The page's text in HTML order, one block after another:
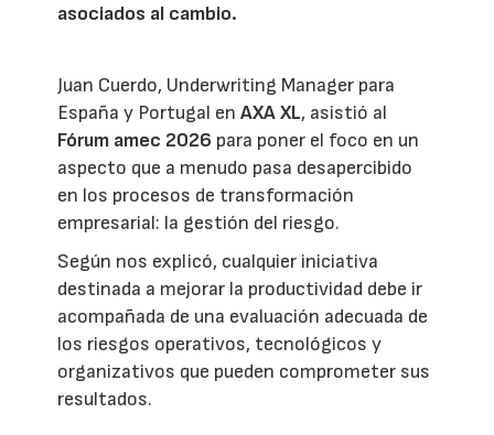
asociados al cambio.
Juan Cuerdo, Underwriting Manager para
España y Portugal enAXA XL, asistió al
Fórum amec 2026 para poner el foco en un
aspecto que a menudo pasa desapercibido
en los procesos de transformación
empresarial: la gestión del riesgo.
Según nos explicó, cualquier iniciativa
destinada a mejorar la productividad debe ir
acompañada de una evaluación adecuada de
los riesgos operativos, tecnológicos y
organizativos que pueden comprometer sus
resultados.